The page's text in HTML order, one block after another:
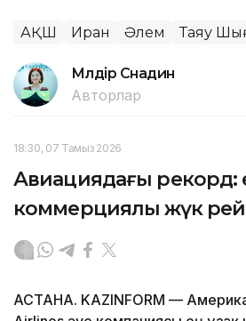
АҚШ Иран Әлем Таяу
Мөлдір Снадин
Авторлар
18:30, 07 Тамыз 2026
Авиациядағы рекорд:
коммерциялық жүк
АСТАНА. KAZINFORM —